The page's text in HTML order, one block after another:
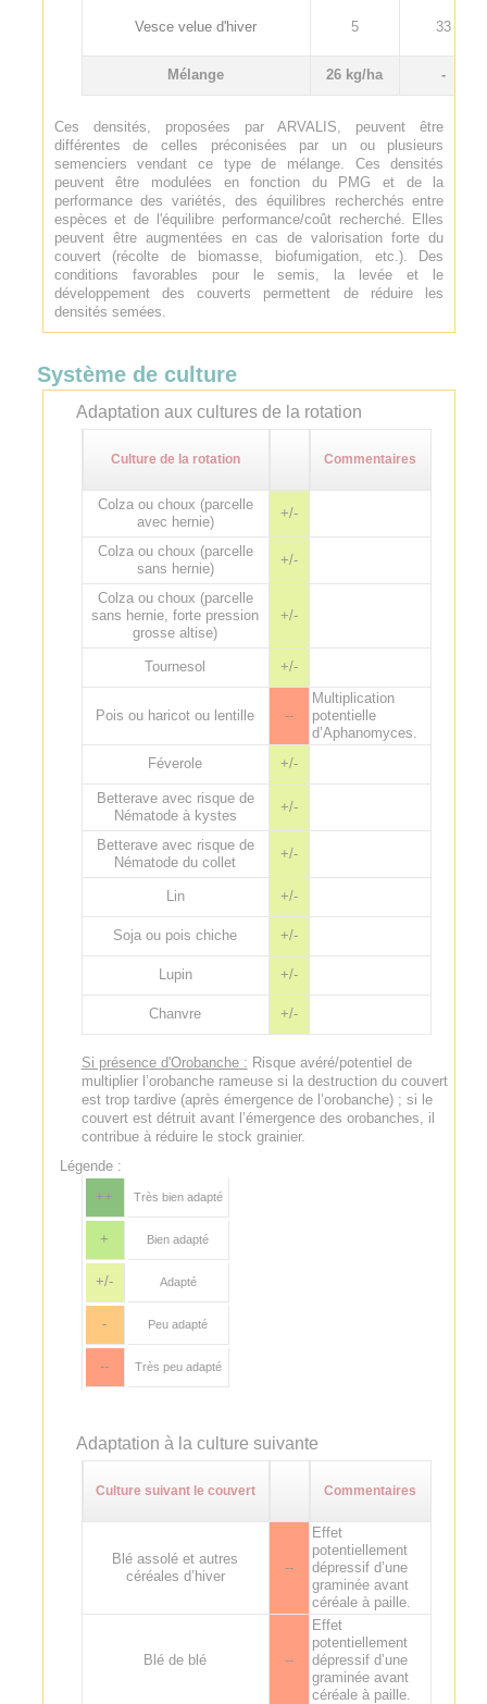
Vesce velue d'hiver 5 33
Mélange 26 kg/ha -
Ces densités, proposées par ARVALIS, peuvent être
différentes de celles préconisées par un ou plusieurs
semenciers vendant ce type de mélange. Ces densités
peuvent être modulées en fonction du PMG et de la
performance des variétés, des équilibres recherchés entre
espèces et de l'équilibre performance/coût recherché. Elles
peuvent être augmentées en cas de valorisation forte du
couvert (récolte de biomasse, biofumigation, etc.). Des
conditions favorables pour le semis, la levée et le
développement des couverts permettent de réduire les
densités semées.
Système de culture
Adaptation aux cultures de la rotation
Culture de la rotation Commentaires
Colza ou choux (parcelle
avec hernie)
+/-
Colza ou choux (parcelle
sans hernie)
+/-
Colza ou choux (parcelle
sans hernie, forte pression
grosse altise)
+/-
Tournesol +/-
Pois ou haricot ou lentille --
Multiplication
potentielle
d’Aphanomyces.
Féverole
+/-
Betterave avec risque de
Nématode à kystes
+/-
Betterave avec risque de
Nématode du collet
+/-
Lin +/-
Soja ou pois chiche +/-
Lupin +/-
Chanvre +/-
Si présence d'Orobanche : Risque avéré/potentiel de
multiplier l’orobanche rameuse si la destruction du couvert
est trop tardive (après émergence de l’orobanche) ; si le
couvert est détruit avant l’émergence des orobanches, il
contribue à réduire le stock grainier.
Légende :
++
Très bien adapté
+ Bien adapté
+/- Adapté
- Peu adapté
-- Très peu adapté
Adaptation à la culture suivante
Culture suivant le couvert Commentaires
Blé assolé et autres
céréales d’hiver
--
Effet
potentiellement
dépressif d’une
graminée avant
céréale à paille.
Blé de blé --
Effet
potentiellement
dépressif d’une
graminée avant
céréale à paille.